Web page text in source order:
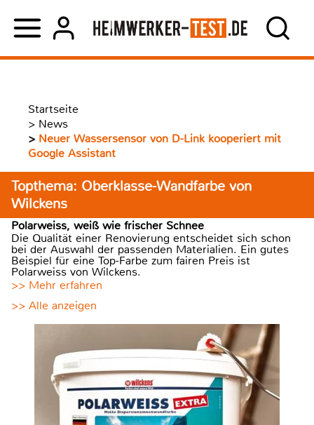
Startseite
> News
> Neuer Wassersensor von D-Link kooperiert mit
Google Assistant
Topthema: Oberklasse-Wandfarbe von
Wilckens
Polarweiss, weiß wie frischer Schnee
Die Qualität einer Renovierung entscheidet sich schon
bei der Auswahl der passenden Materialien. Ein gutes
Beispiel für eine Top-Farbe zum fairen Preis ist
Polarweiss von Wilckens.
>> Mehr erfahren
>> Alle anzeigen